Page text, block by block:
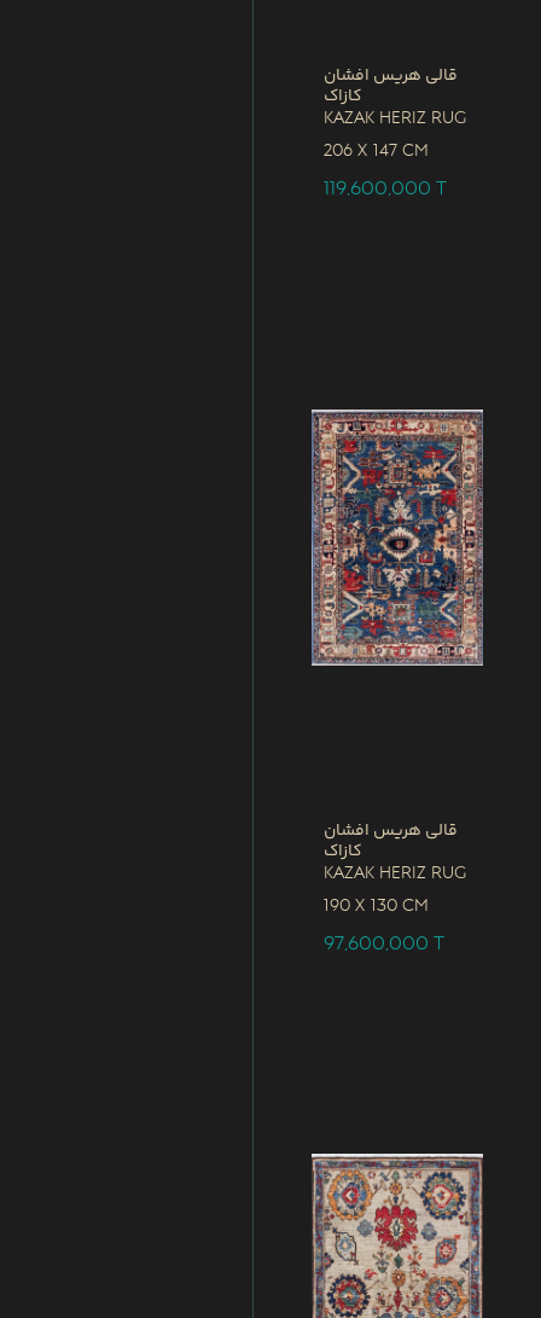
قالی هریس افشان
کازاک
Kazak Heriz Rug
206 x 147 CM
119,600,000T
قالی هریس افشان
کازاک
Kazak Heriz Rug
190 x 130 CM
97,600,000T